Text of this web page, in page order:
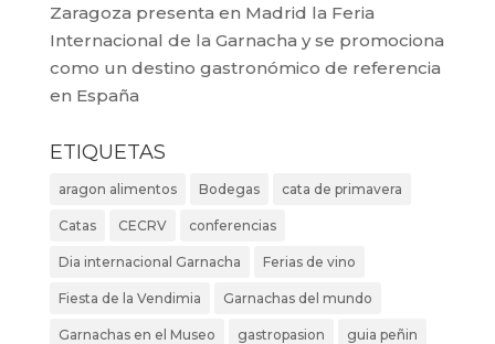
Zaragoza presenta en Madrid la Feria
Internacional de la Garnacha y se promociona
como un destino gastronómico de referencia
en España
ETIQUETAS
aragon alimentos Bodegas cata de primavera
Catas CECRV conferencias
Dia internacional Garnacha Ferias de vino
Fiesta de la Vendimia Garnachas del mundo
Garnachas en el Museo gastropasion guia peñin